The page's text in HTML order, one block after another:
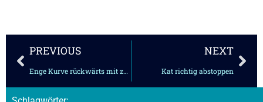
Zurück
PREVIOUS
Enge Kurve rückwärts mit zwei Maschinen
NEXT
Kat richtig abstoppen